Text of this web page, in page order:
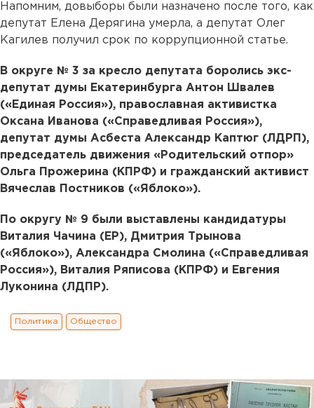
Напомним, довыборы были назначено после того, как
депутат Елена Дерягина умерла, а депутат Олег
Кагилев получил срок по коррупционной статье.
В округе № 3 за кресло депутата боролись экс-
депутат думы Екатеринбурга Антон Швалев
(«Единая Россия»), православная активистка
Оксана Иванова («Справедливая Россия»),
депутат думы Асбеста Александр Каптюг (ЛДРП),
председатель движения «Родительский отпор»
Ольга Прожерина (КПРФ) и гражданский активист
Вячеслав Постников («Яблоко»).
По округу № 9 были выставлены кандидатуры
Виталия Чачина (ЕР), Дмитрия Трынова
(«Яблоко»), Александра Смолина («Справедливая
Россия»), Виталия Ряписова (КПРФ) и Евгения
Луконина (ЛДПР).
Политика Общество